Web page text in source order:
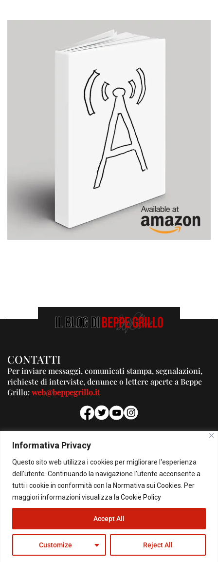
Informativa Privacy
Questo sito web utilizza i cookies per migliorare l'esperienza
dell'utente. Continuando la navigazione l'utente acconsente a
tutti i cookie in conformità con la Normativa sui Cookies. Per
maggiori informazioni visualizza la Cookie Policy
Customize Reject All
Accept All
CONTATTI
Per inviare messaggi, comunicati stampa, segnalazioni,
richieste di interviste, denunce o lettere aperte a Beppe
Grillo:web@beppegrillo.it
PUBBLICITA'
Per la tua pubblicità su questo Blog:
pubblicita@beppegrillo.it
© Copyright 2026 - Il Blog di Beppe Grillo. All Rights Reserved - Powered by
happygrafic.com